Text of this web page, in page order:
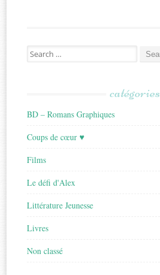
Search
for:
catégories
BD – Romans Graphiques
Coups de cœur ♥
Films
Le défi d'Alex
Littérature Jeunesse
Livres
Non classé